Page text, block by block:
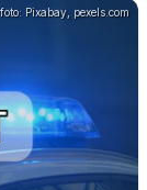
Pixabay, pexels.com